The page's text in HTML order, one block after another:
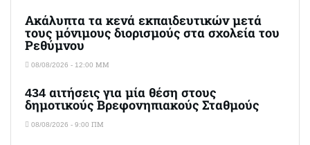
Ακάλυπτα τα κενά εκπαιδευτικών μετά
τους μόνιμους διορισμούς στα σχολεία του
Ρεθύμνου
08/08/2026 - 12:00 ΜΜ
434 αιτήσεις για μία θέση στους
δημοτικούς Βρεφονηπιακούς Σταθμούς
08/08/2026 - 9:00 ΠΜ